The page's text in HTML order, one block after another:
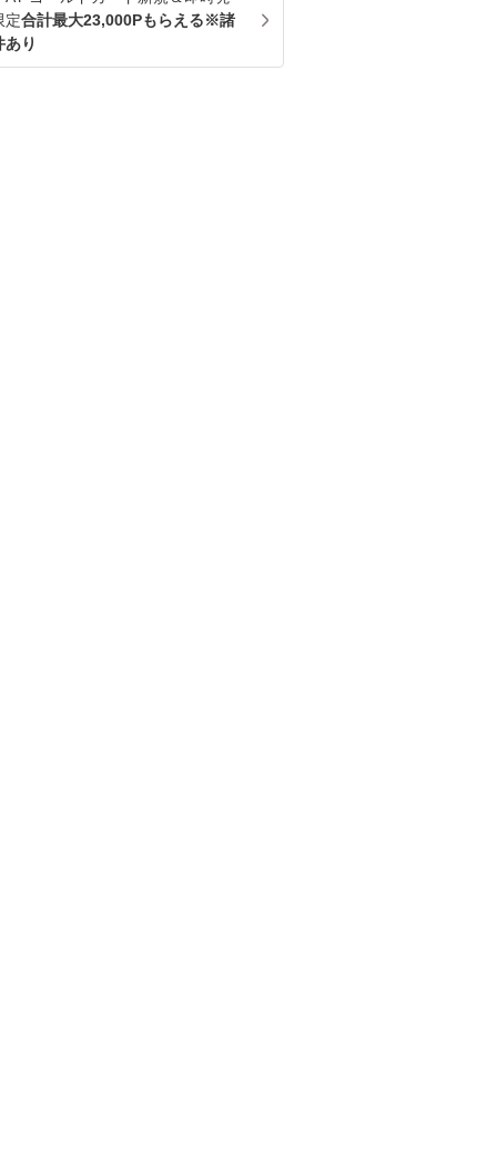
定合計最大23,000Pもらえる※諸
あり